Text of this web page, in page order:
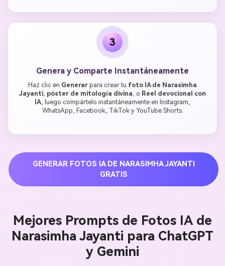
3
Genera y Comparte Instantáneamente
Haz clic en Generar para crear tu foto IA de Narasimha
Jayanti, póster de mitología divina, o Reel devocional con
IA, luego compártelo instantáneamente en Instagram,
WhatsApp, Facebook, TikTok y YouTube Shorts.
GENERAR FOTOS IA DE NARASIMHA JAYANTI
GRATIS
Mejores Prompts de Fotos IA de
Narasimha Jayanti para ChatGPT
y Gemini